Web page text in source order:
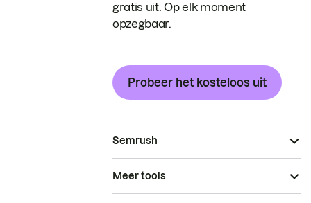
gratis uit. Op elk moment
opzegbaar.
Probeer het kosteloos uit
Semrush
Meer tools